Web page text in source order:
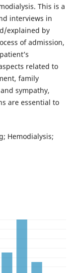
This is a
interviews in
explained by
of admission,
related to
family
sympathy,
are essential to
Hemodialysis;